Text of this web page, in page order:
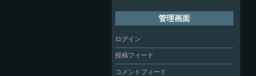
管理画面
ログイン
投稿フィード
コメントフィード